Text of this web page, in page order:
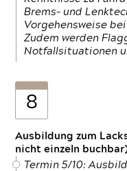
Brems- und
Vorgehensweise
Zudem werden
Notfallsituationen
8
Ausbildung zum
nicht einzeln
Termin 5/10: